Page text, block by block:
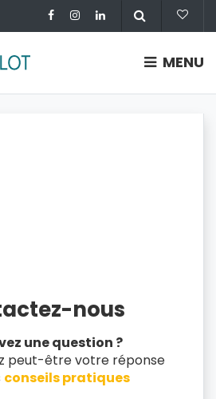
MENU
nous
une question ?
peut-être votre réponse
conseils pratiques